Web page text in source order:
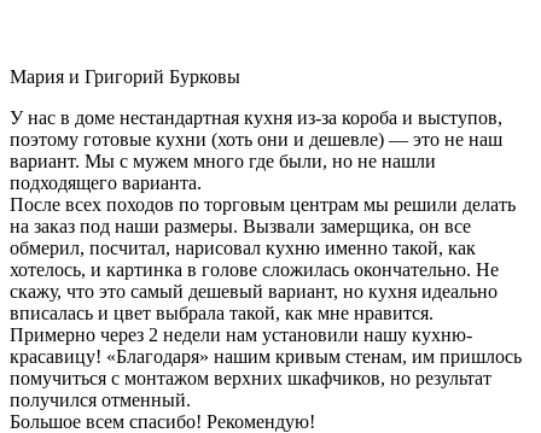
Мария и Григорий Бурковы
У нас в доме нестандартная кухня из-за короба и выступов,
поэтому готовые кухни (хоть они и дешевле) — это не наш
вариант. Мы с мужем много где были, но не нашли
подходящего варианта.
После всех походов по торговым центрам мы решили делать
на заказ под наши размеры. Вызвали замерщика, он все
обмерил, посчитал, нарисовал кухню именно такой, как
хотелось, и картинка в голове сложилась окончательно. Не
скажу, что это самый дешевый вариант, но кухня идеально
вписалась и цвет выбрала такой, как мне нравится.
Примерно через 2 недели нам установили нашу кухню-
красавицу! «Благодаря» нашим кривым стенам, им пришлось
помучиться с монтажом верхних шкафчиков, но результат
получился отменный.
Большое всем спасибо! Рекомендую!